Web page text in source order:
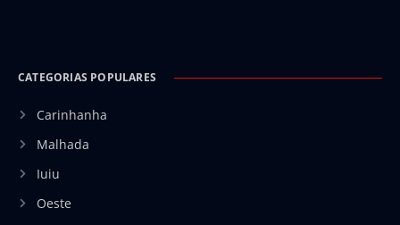
CATEGORIAS POPULARES
Carinhanha
Malhada
Iuiu
Oeste